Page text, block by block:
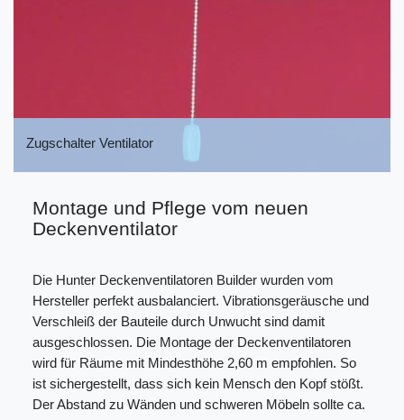
Zugschalter Ventilator
Montage und Pflege vom neuen
Deckenventilator
Die Hunter Deckenventilatoren Builder wurden vom
Hersteller perfekt ausbalanciert. Vibrationsgeräusche und
Verschleiß der Bauteile durch Unwucht sind damit
ausgeschlossen. Die Montage der Deckenventilatoren
wird für Räume mit Mindesthöhe 2,60 m empfohlen. So
ist sichergestellt, dass sich kein Mensch den Kopf stößt.
Der Abstand zu Wänden und schweren Möbeln sollte ca.